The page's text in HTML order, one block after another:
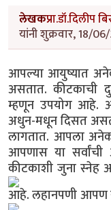
लेखकप्रा.डॉ.दिलीप
यांनी शुक्रवार, 18/
आपल्या आयुष्यात
असतात. कीटकाची
म्हणून उपयोग आहे.
अधुन-मधून दिसत
लागतात. आपला
आपणास या
कीटकाशी जुना स्नेह
आहे.लहानपणी आपण